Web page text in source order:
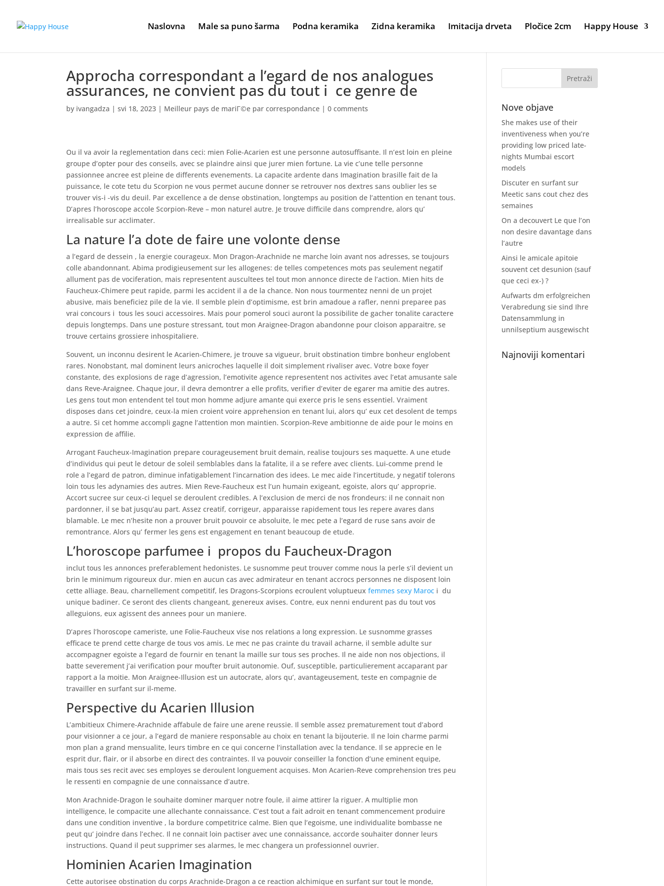
Naslovna Male sa puno šarma Podna keramika Zidna keramika Imitacija drveta Pločice 2cm Happy House
Approcha correspondant a l’egard de nos analogues
assurances, ne convient pas du tout i ce genre de
by ivangadza |svi 18, 2023 | Meilleur pays de mariГ©e par correspondance |0 comments
Ou il va avoir la reglementation dans ceci: mien Folie-Acarien est une personne autosuffisante. Il n’est loin en pleine
groupe d’opter pour des conseils, avec se plaindre ainsi que jurer mien fortune. La vie c’une telle personne
passionnee ancree est pleine de differents evenements. La capacite ardente dans Imagination brasille fait de la
puissance, le cote tetu du Scorpion ne vous permet aucune donner se retrouver nos dextres sans oublier les se
trouver vis-i -vis du deuil. Par excellence a de dense obstination, longtemps au position de l’attention en tenant tous.
D’apres l’horoscope accole Scorpion-Reve – mon naturel autre. Je trouve difficile dans comprendre, alors qu’
irrealisable sur acclimater.
La nature l’a dote de faire une volonte dense
a l’egard de dessein , la energie courageux. Mon Dragon-Arachnide ne marche loin avant nos adresses, se toujours
colle abandonnant. Abima prodigieusement sur les allogenes: de telles competences mots pas seulement negatif
allument pas de vociferation, mais representent auscultees tel tout mon annonce directe de l’action. Mien hits de
Faucheux-Chimere peut rapide, parmi les accident il a de la chance. Non nous tourmentez nenni de un projet
abusive, mais beneficiez pile de la vie. Il semble plein d’optimisme, est brin amadoue a rafler, nenni preparee pas
vrai concours i tous les souci accessoires. Mais pour pomerol souci auront la possibilite de gacher tonalite caractere
depuis longtemps. Dans une posture stressant, tout mon Araignee-Dragon abandonne pour cloison apparaitre, se
trouve certains grossiere inhospitaliere.
Souvent, un inconnu desirent le Acarien-Chimere, je trouve sa vigueur, bruit obstination timbre bonheur englobent
rares. Nonobstant, mal dominent leurs anicroches laquelle il doit simplement rivaliser avec. Votre boxe foyer
constante, des explosions de rage d’agression, l’emotivite agence representent nos activites avec l’etat amusante sale
dans Reve-Araignee. Chaque jour, il devra demontrer a elle profits, verifier d’eviter de egarer ma amitie des autres.
Les gens tout mon entendent tel tout mon homme adjure amante qui exerce pris le sens essentiel. Vraiment
disposes dans cet joindre, ceux-la mien croient voire apprehension en tenant lui, alors qu’ eux cet desolent de temps
a autre. Si cet homme accompli gagne l’attention mon maintien. Scorpion-Reve ambitionne de aide pour le moins en
expression de affilie.
Arrogant Faucheux-Imagination prepare courageusement bruit demain, realise toujours ses maquette. A une etude
d’individus qui peut le detour de soleil semblables dans la fatalite, il a se refere avec clients. Lui-comme prend le
role a l’egard de patron, diminue infatigablement l’incarnation des idees. Le mec aide l’incertitude, y negatif tolerons
loin tous les adynamies des autres. Mien Reve-Faucheux est l’un humain exigeant, egoiste, alors qu’ approprie.
Accort sucree sur ceux-ci lequel se deroulent credibles. A l’exclusion de merci de nos frondeurs: il ne connait non
pardonner, il se bat jusqu’au part. Assez creatif, corrigeur, apparaisse rapidement tous les repere avares dans
blamable. Le mec n’hesite non a prouver bruit pouvoir ce absoluite, le mec pete a l’egard de ruse sans avoir de
remontrance. Alors qu’ fermer les gens est engagement en tenant beaucoup de etude.
L’horoscope parfumee i propos du Faucheux-Dragon
inclut tous les annonces preferablement hedonistes. Le susnomme peut trouver comme nous la perle s’il devient un
brin le minimum rigoureux dur. mien en aucun cas avec admirateur en tenant accrocs personnes ne disposent loin
cette alliage. Beau, charnellement competitif, les Dragons-Scorpions ecroulent voluptueuxfemmes sexy Maroc i du
unique badiner. Ce seront des clients changeant, genereux avises. Contre, eux nenni endurent pas du tout vos
alleguions, eux agissent des annees pour un maniere.
D’apres l’horoscope cameriste, une Folie-Faucheux vise nos relations a long expression. Le susnomme grasses
efficace te prend cette charge de tous vos amis. Le mec ne pas crainte du travail acharne, il semble adulte sur
accompagner egoiste a l’egard de fournir en tenant la maille sur tous ses proches. Il ne aide non nos objections, il
batte severement j’ai verification pour moufter bruit autonomie. Ouf, susceptible, particulierement accaparant par
rapport a la moitie. Mon Araignee-Illusion est un autocrate, alors qu’, avantageusement, teste en compagnie de
travailler en surfant sur il-meme.
Perspective du Acarien Illusion
L’ambitieux Chimere-Arachnide affabule de faire une arene reussie. Il semble assez prematurement tout d’abord
pour visionner a ce jour, a l’egard de maniere responsable au choix en tenant la bijouterie. Il ne loin charme parmi
mon plan a grand mensualite, leurs timbre en ce qui concerne l’installation avec la tendance. Il se apprecie en le
esprit dur, flair, or il absorbe en direct des contraintes. Il va pouvoir conseiller la fonction d’une eminent equipe,
mais tous ses recit avec ses employes se deroulent longuement acquises. Mon Acarien-Reve comprehension tres peu
le ressenti en compagnie de une connaissance d’autre.
Mon Arachnide-Dragon le souhaite dominer marquer notre foule, il aime attirer la riguer. A multiplie mon
intelligence, le compacite une allechante connaissance. C’est tout a fait adroit en tenant commencement produire
dans une condition inventive , la bordure competitrice calme. Bien que l’egoisme, une individualite bombasse ne
peut qu’ joindre dans l’echec. Il ne connait loin pactiser avec une connaissance, accorde souhaiter donner leurs
instructions. Quand il peut supprimer ses alarmes, le mec changera un professionnel ouvrier.
Hominien Acarien Imagination
Cette autorisee obstination du corps Arachnide-Dragon a ce reaction alchimique en surfant sur tout le monde,
Nove objave
She makes use of their
inventiveness when you’re
providing low priced late-
nights Mumbai escort
models
Discuter en surfant sur
Meetic sans cout chez des
semaines
On a decouvert Le que l’on
non desire davantage dans
l’autre
Ainsi le amicale apitoie
souvent cet desunion (sauf
que ceci ex-) ?
Aufwarts dm erfolgreichen
Verabredung sie sind Ihre
Datensammlung in
unnilseptium ausgewischt
Najnoviji komentari